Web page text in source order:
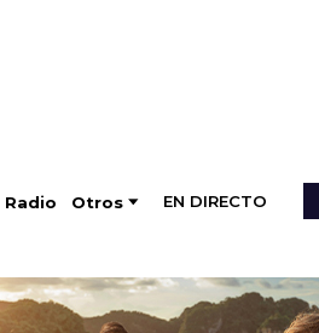
Radio Otros EN DIRECTO